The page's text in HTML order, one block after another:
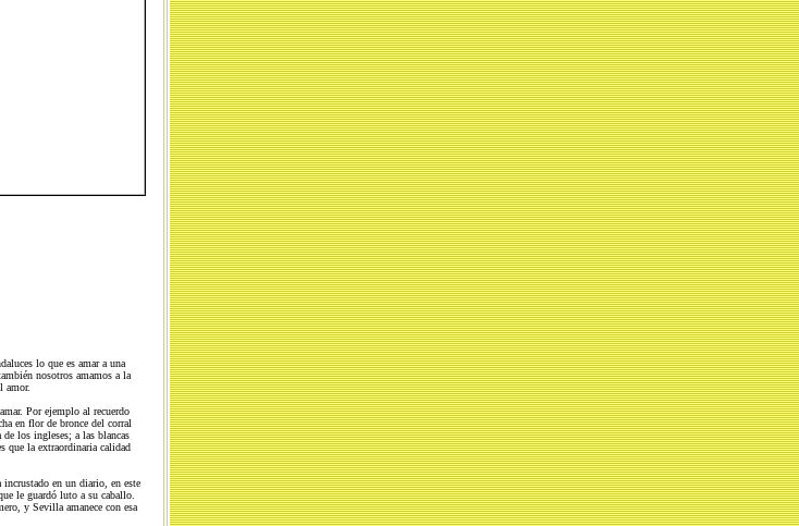
lo que es amar a una
nosotros amamos a la
amor.
Por ejemplo al recuerdo
en flor de bronce del corral
los ingleses; a las blancas
que la extraordinaria calidad
incrustado en un diario, en este
le guardó luto a su caballo.
y Sevilla amanece con esa